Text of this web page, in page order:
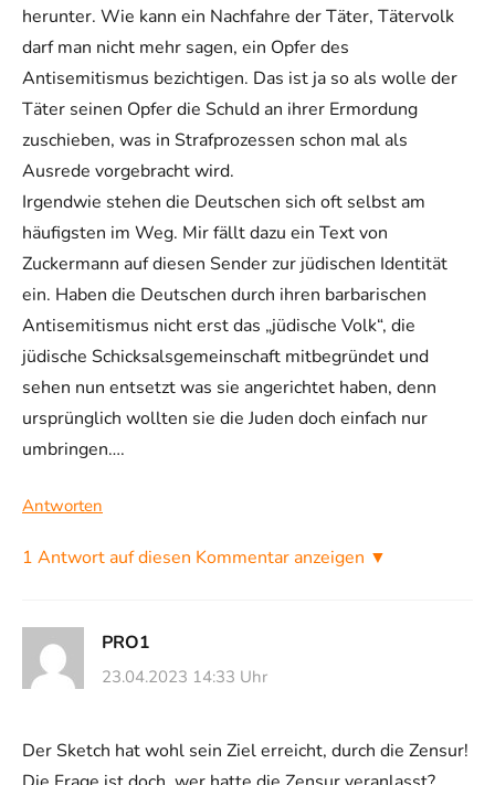
herunter. Wie kann ein Nachfahre der Täter, Tätervolk
darf man nicht mehr sagen, ein Opfer des
Antisemitismus bezichtigen. Das ist ja so als wolle der
Täter seinen Opfer die Schuld an ihrer Ermordung
zuschieben, was in Strafprozessen schon mal als
Ausrede vorgebracht wird.
Irgendwie stehen die Deutschen sich oft selbst am
häufigsten im Weg. Mir fällt dazu ein Text von
Zuckermann auf diesen Sender zur jüdischen Identität
ein. Haben die Deutschen durch ihren barbarischen
Antisemitismus nicht erst das „jüdische Volk“, die
jüdische Schicksalsgemeinschaft mitbegründet und
sehen nun entsetzt was sie angerichtet haben, denn
ursprünglich wollten sie die Juden doch einfach nur
umbringen….
Antworten
1 Antwort auf diesen Kommentar anzeigen ▼
PRO1
23.04.2023 14:33 Uhr
Der Sketch hat wohl sein Ziel erreicht, durch die Zensur!